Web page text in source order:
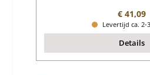
€ 41,09
Levertijd ca. 2-
Details